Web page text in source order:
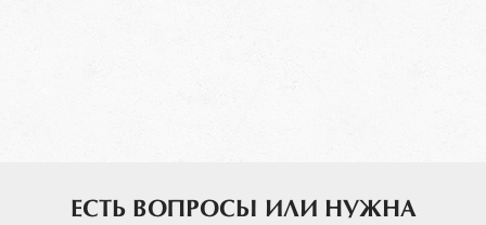
ЕСТЬ ВОПРОСЫ ИЛИ НУЖНА